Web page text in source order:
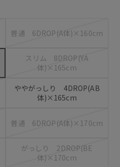
普通 6DROP(A体)×160cm
スリム 8DROP(YA
体)×165cm
ややがっしり 4DROP(AB
体)×165cm
普通 6DROP(A体)×170cm
がっしり 2DROP(BE
体)×170cm